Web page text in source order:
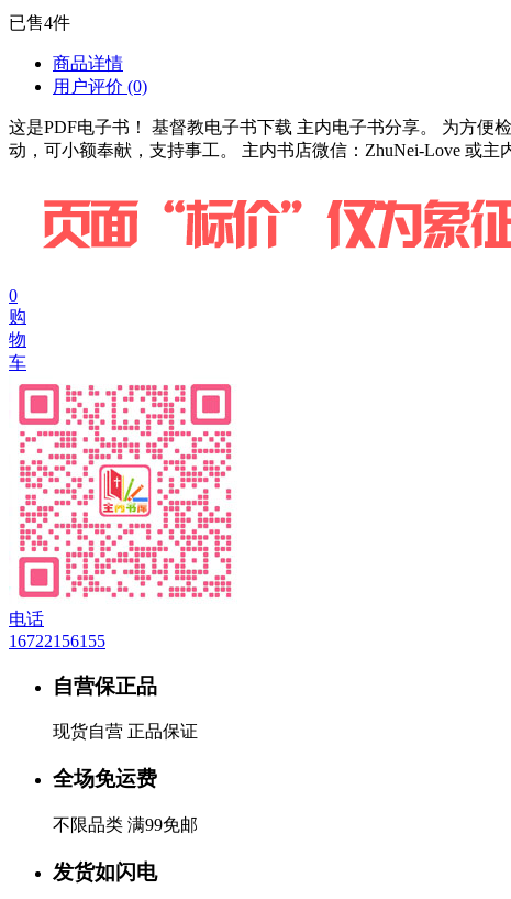
已售4件
商品详情
用户评价 (0)
这是PDF电子书！ 基督教电子书下载 主内电子书分享。 为方
动，可小额奉献，支持事工。 主内书店微信：ZhuNei-Love 或
0
购
物
车
电话
16722156155
自营保正品
现货自营 正品保证
全场免运费
不限品类 满99免邮
发货如闪电